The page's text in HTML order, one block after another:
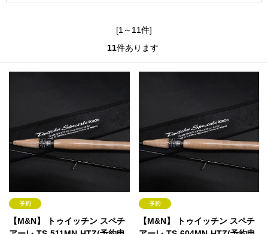
[1～11件]
11件あります
【M&N】 トゥイッチン スペチ
【M&N】 トゥイッチン スペチ